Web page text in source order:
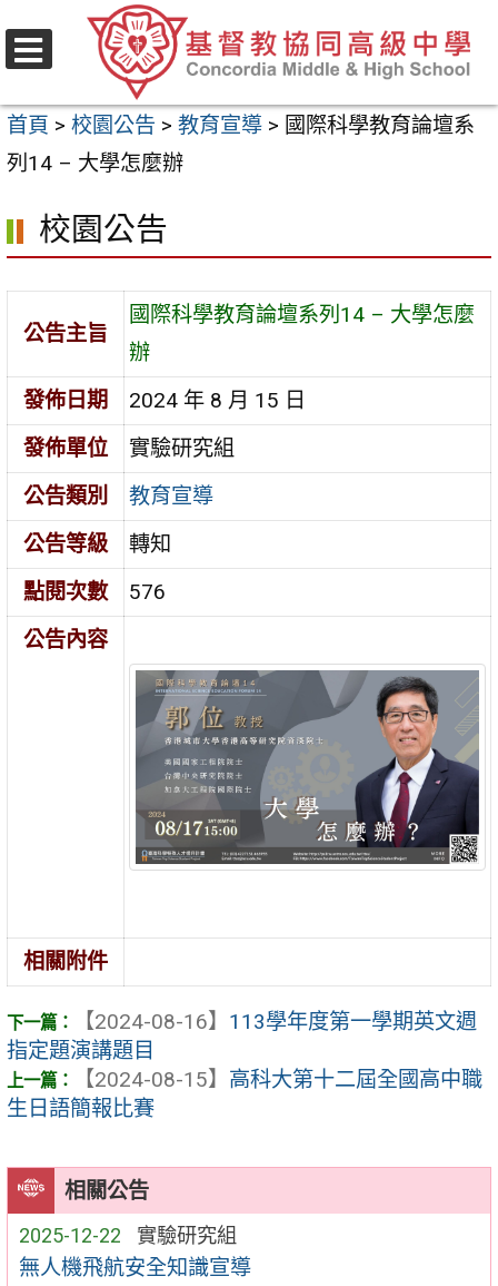
至
要
內
區
首頁 > 校園公告 > 教育宣導 > 國際科學教育論壇系
列14 – 大學怎麼辦
相關公告
2025-12-22 實驗研究組
無人機飛航安全知識宣導
校園公告
公告主旨
國際科學教育論壇系列14 – 大學怎麼
辦
發佈日期
2024 年 8 月 15 日
發佈單位
實驗研究組
公告類別
教育宣導
公告等級
轉知
點閱次數
576
公告內容
相關附件
【2024-08-16】 113學年度第一學期英文週
指定題演講題目
【2024-08-15】 高科大第十二屆全國高中職
生日語簡報比賽
選
單